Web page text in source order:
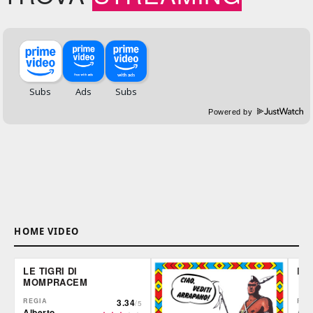
Powered by
HOME VIDEO
LE TIGRI DI
MOMPRACEM
REGIA 3.34/5